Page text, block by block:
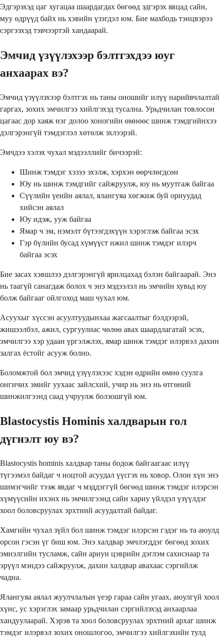
Эдгэрэхэд цаг хугацаа шаардагдах бөгөөд эдгэрэх явцад сайн,
муу өдрүүд байх нь хэвийн үзэгдэл юм. Бие махбодь тэнцвэрээ
сэргээхэд тэвчээртэй хандаарай.
Эмчид үзүүлэхээр бэлтгэхдээ юуг
анхаарах вэ?
Эмчид үзүүлэхээр бэлтгэх нь таны оношийг илүү нарийвчлалтай
гаргах, зохих эмчилгээ хийлгэхэд тусална. Урьдчилан товлосон
цагаас дор хаяж нэг долоо хоногийн өмнөөс шинж тэмдгийнхээ
дэлгэрэнгүй тэмдэглэл хөтөлж эхлээрэй.
Эмчдээ хэлэх чухал мэдээллийг бичээрэй:
Шинж тэмдэг хэзээ эхэлж, хэрхэн өөрчлөгдсөн
Юу нь шинж тэмдгийг сайжруулж, юу нь муутгаж байгаа
Сүүлийн үеийн аялал, ялангуяа хөгжиж буй орнуудад
хийсэн аялал
Юу идэж, ууж байгаа
Ямар ч эм, нэмэлт бүтээгдэхүүн хэрэглэж байгаа эсэх
Гэр бүлийн бусад хүмүүст ижил шинж тэмдэг илэрч
байгаа эсэх
Бие засах хэвшлээ дэлгэрэнгүй ярилцахад бэлэн байгаарай. Энэ
нь таагүй санагдаж болох ч энэ мэдээлэл нь эмчийн хувьд юу
болж байгааг ойлгоход маш чухал юм.
Асуухыг хүссэн асуултуудынхаа жагсаалтыг бэлдээрэй,
жишээлбэл, ажил, сургуулиас чөлөө авах шаардлагатай эсэх,
эмчилгээ хэр удаан үргэлжлэх, ямар шинж тэмдэг илэрвэл дахин
залгах ёстойг асууж болно.
Боломжтой бол эмчид үзүүлэхээс хэдэн өдрийн өмнө суулга
онгичих эмийг уухаас зайлсхий, учир нь энэ нь өтгөний
шинжилгээнд саад учруулж болзошгүй юм.
Blastocystis Hominis халдварын гол
дүгнэлт юу вэ?
Blastocystis hominis халдвар таны бодож байгаагаас илүү
түгээмэл байдаг ч ноцтой асуудал үүсгэх нь ховор. Олон хүн энэ
шимэгчийг тээж явдаг ч мэддэггүй бөгөөд шинж тэмдэг илэрсэн
хүмүүсийн ихэнх нь эмчилгээнд сайн хариу үйлдэл үзүүлдэг
хоол боловсруулах эрхтний асуудалтай байдаг.
Хамгийн чухал зүйл бол шинж тэмдэг илэрсэн гэдэг нь та аюулд
орсон гэсэн үг биш юм. Энэ халдвар эмчлэгддэг бөгөөд зохих
эмнэлгийн тусламж, сайн ариун цэврийн дэглэм сахиснаар та
эрүүл мэндээ сайжруулж, дахин халдвар авахаас сэргийлж
чадна.
Ялангуяа аялал жуулчлалын үеэр гараа сайн угаах, аюулгүй хоол
хүнс, ус хэрэглэх замаар урьдчилан сэргийлэхэд анхаарлаа
хандуулаарай. Хэрэв та хоол боловсруулах эрхтний архаг шинж
тэмдэг илэрвэл зохих оношлогоо, эмчилгээ хийлгэхийн тулд